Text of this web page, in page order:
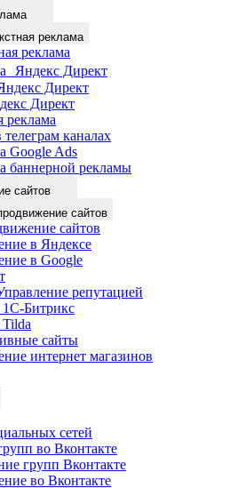
реклама
реклама
Яндекс Директ
Директ
Директ
реклама
телеграм каналах
Google Ads
баннерной рекламы
сайтов
сайтов
сайтов
в Яндексе
в Google
репутацией
Битрикс
сайты
интернет магазинов
сетей
во Вконтакте
групп Вконтакте
во Вконтакте